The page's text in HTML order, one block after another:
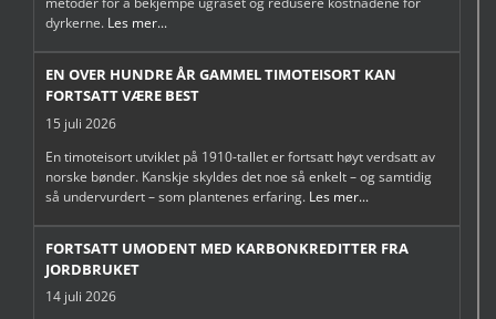
dyrkerne. Les mer...
EN OVER HUNDRE ÅR GAMMEL TIMOTEISORT KAN
FORTSATT VÆRE BEST
15 juli 2026
En timoteisort utviklet på 1910-tallet er fortsatt høyt verdsatt av
norske bønder. Kanskje skyldes det noe så enkelt – og samtidig
så undervurdert – som plantenes erfaring. Les mer...
FORTSATT UMODENT MED KARBONKREDITTER FRA
JORDBRUKET
14 juli 2026